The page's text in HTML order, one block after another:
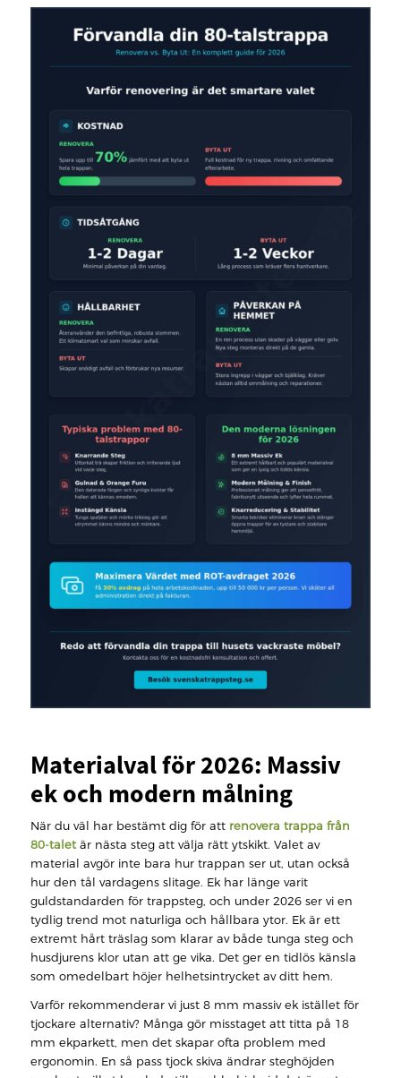
Materialval för 2026: Massiv
ek och modern målning
När du väl har bestämt dig för att renovera trappa från
80-taletär nästa steg att välja rätt ytskikt. Valet av
material avgör inte bara hur trappan ser ut, utan också
hur den tål vardagens slitage. Ek har länge varit
guldstandarden för trappsteg, och under 2026 ser vi en
tydlig trend mot naturliga och hållbara ytor. Ek är ett
extremt hårt träslag som klarar av både tunga steg och
husdjurens klor utan att ge vika. Det ger en tidlös känsla
som omedelbart höjer helhetsintrycket av ditt hem.
Varför rekommenderar vi just 8 mm massiv ek istället för
tjockare alternativ? Många gör misstaget att titta på 18
mm ekparkett, men det skapar ofta problem med
ergonomin. En så pass tjock skiva ändrar steghöjden